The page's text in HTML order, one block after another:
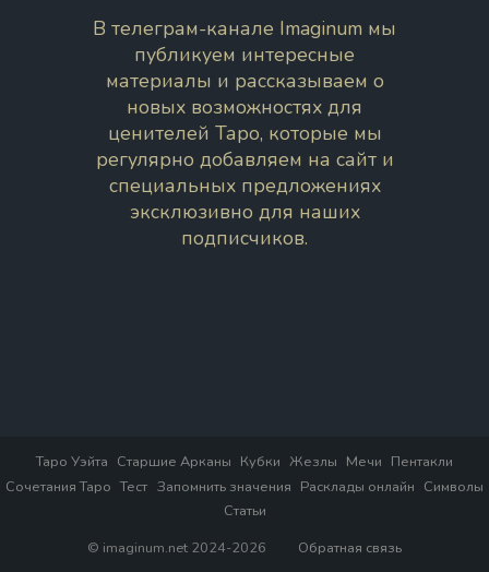
В телеграм-канале Imaginum мы
публикуем интересные
материалы и рассказываем о
новых возможностях для
ценителей Таро, которые мы
регулярно добавляем на сайт и
специальных предложениях
эксклюзивно для наших
подписчиков.
Таро Уэйта Старшие Арканы Кубки Жезлы Мечи Пентакли
Сочетания Таро Тест Запомнить значения Расклады онлайн Символы
Статьи
© imaginum.net 2024-2026
Обратная связь